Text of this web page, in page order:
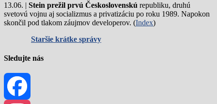
13.06. | Stein prežil prvú Československú republiku, druhú
svetovú vojnu aj socializmus a privatizáciu po roku 1989. Napokon
skončil pod tlakom záujmov developerov. (Index)
Staršie krátke správy
Sledujte nás